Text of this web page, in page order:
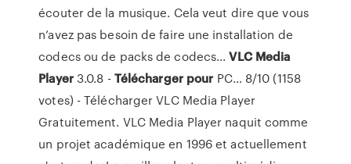
écouter de la musique. Cela veut dire que vous
n’avez pas besoin de faire une installation de
codecs ou de packs de codecs...VLC Media
Player3.0.8 -Télécharger pour PC… 8/10 (1158
votes) - Télécharger VLC Media Player
Gratuitement. VLC Media Player naquit comme
un projet académique en 1996 et actuellement